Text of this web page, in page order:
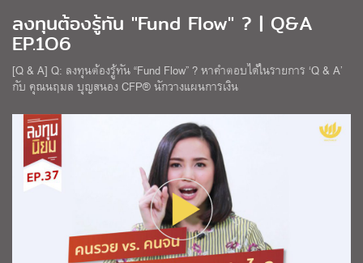
ลงทุนต้องรู้ทัน "Fund Flow" ? | Q&A
EP.1O6
[Q & A] Q: ลงทุนต้องรู้ทัน “Fund Flow” ? หาคำตอบได้ในรายการ ‘Q & A’
กับ คุณนฤมล บุญสนอง CFP® นักวางแผนการเงิน